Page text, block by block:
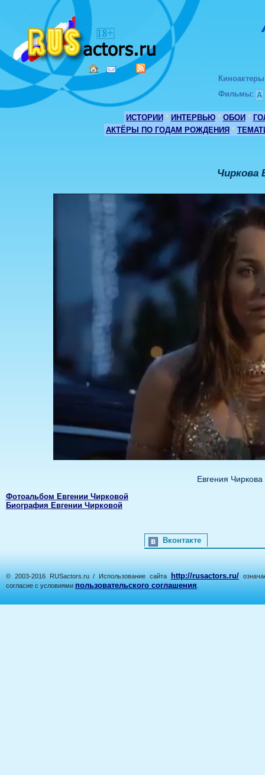
Киноактеры
Фильмы: А
ИСТОРИИ * ИНТЕРВЬЮ * ОБОИ *
АКТЁРЫ ПО ГОДАМ РОЖДЕНИЯ *
Чиркова
Евгения
Фотоальбом Евгении Чирковой
Биография Евгении Чирковой
Вконтакте
© 2003-2016 RUSactors.ru / Использование сайта http://rusactors.ru/
согласие с условиями пользовательского соглашения